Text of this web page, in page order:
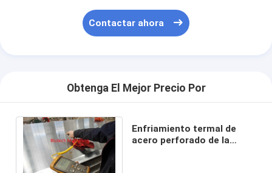
Contactar ahora
Obtenga El Mejor Precio Por
Enfriamiento termal de
acero perforado de la